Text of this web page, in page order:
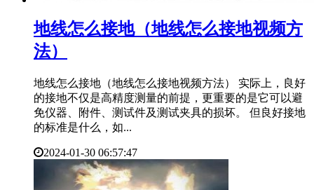
​地线怎么接地（地线怎么接地视频方
法）
地线怎么接地（地线怎么接地视频方法） 实际上，良好
的接地不仅是高精度测量的前提，更重要的是它可以避
免仪器、附件、测试件及测试夹具的损坏。 但良好接地
的标准是什么，如...
2024-01-30 06:57:47